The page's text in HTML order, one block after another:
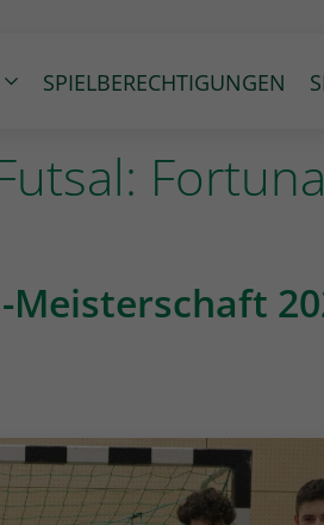
SPIELBERECHTIGUNGEN
Meisterschaft